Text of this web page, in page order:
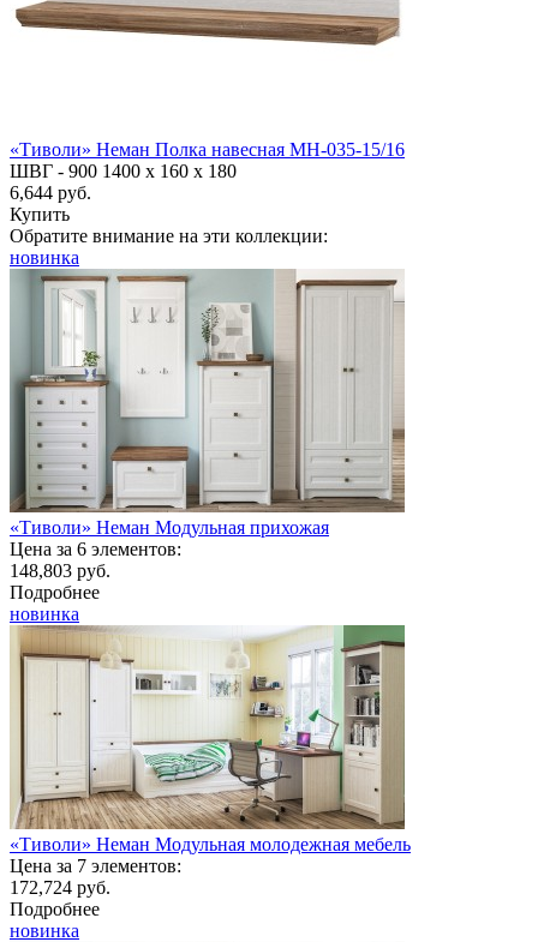
«Тиволи» Неман Полка навесная МН-035-15/16
ШВГ - 900 1400 х 160 х 180
6,644 руб.
Купить
Обратите внимание на эти коллекции:
новинка
«Тиволи» Неман Модульная прихожая
Цена за 6 элементов:
148,803 руб.
Подробнее
новинка
«Тиволи» Неман Модульная молодежная мебель
Цена за 7 элементов:
172,724 руб.
Подробнее
новинка